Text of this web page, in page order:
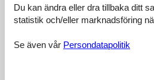
5,0
Du kan ändra eller dra tillbaka ditt
statistik och/eller marknadsföring
Se även vår Persondatapolitik